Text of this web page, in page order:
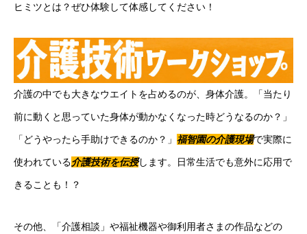
ヒミツとは？ぜひ体験して体感してください！
介護の中でも大きなウエイトを占めるのが、身体介護。「当たり
前に動くと思っていた身体が動かなくなった時どうなるのか？」
「どうやったら手助けできるのか？」 福智園の介護現場で実際に
使われている介護技術を伝授します。日常生活でも意外に応用で
きることも！？
その他、「介護相談」や福祉機器や御利用者さまの作品などの